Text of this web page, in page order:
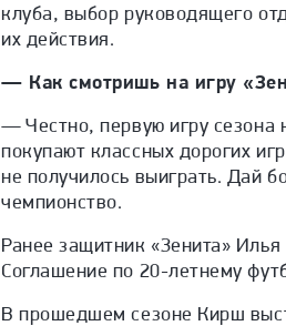
клуба, выбор руководящего
их действия.
— Как смотришь на игру
— Честно, первую игру сезона
покупают классных дорогих
не получилось выиграть. Дай
чемпионство.
Ранее защитник «Зенита»
Соглашение по 20-летнему
В прошедшем сезоне Кирш